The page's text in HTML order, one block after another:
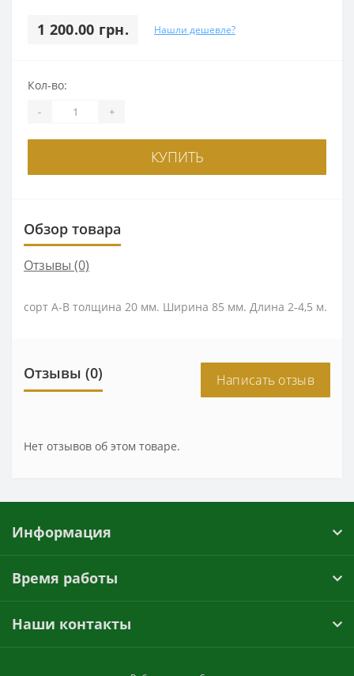
1 200.00 грн. Нашли дешевле?
Кол-во:
- +
КУПИТЬ
Обзор товара
Отзывы (0)
сорт А-В толщина 20 мм. Ширина 85 мм. Длина 2-4,5 м.
Отзывы (0) Написать отзыв
Нет отзывов об этом товаре.
Информация
Время работы
Наши контакты